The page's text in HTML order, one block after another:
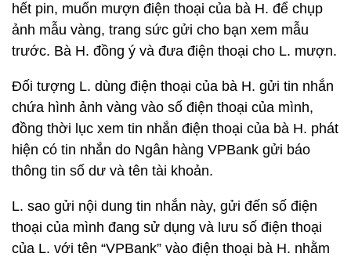
hết pin, muốn mượn điện thoại của bà H. để chụp
ảnh mẫu vàng, trang sức gửi cho bạn xem mẫu
trước. Bà H. đồng ý và đưa điện thoại cho L. mượn.
Đối tượng L. dùng điện thoại của bà H. gửi tin nhắn
chứa hình ảnh vàng vào số điện thoại của mình,
đồng thời lục xem tin nhắn điện thoại của bà H. phát
hiện có tin nhắn do Ngân hàng VPBank gửi báo
thông tin số dư và tên tài khoản.
L. sao gửi nội dung tin nhắn này, gửi đến số điện
thoại của mình đang sử dụng và lưu số điện thoại
của L. với tên “VPBank” vào điện thoại bà H. nhằm